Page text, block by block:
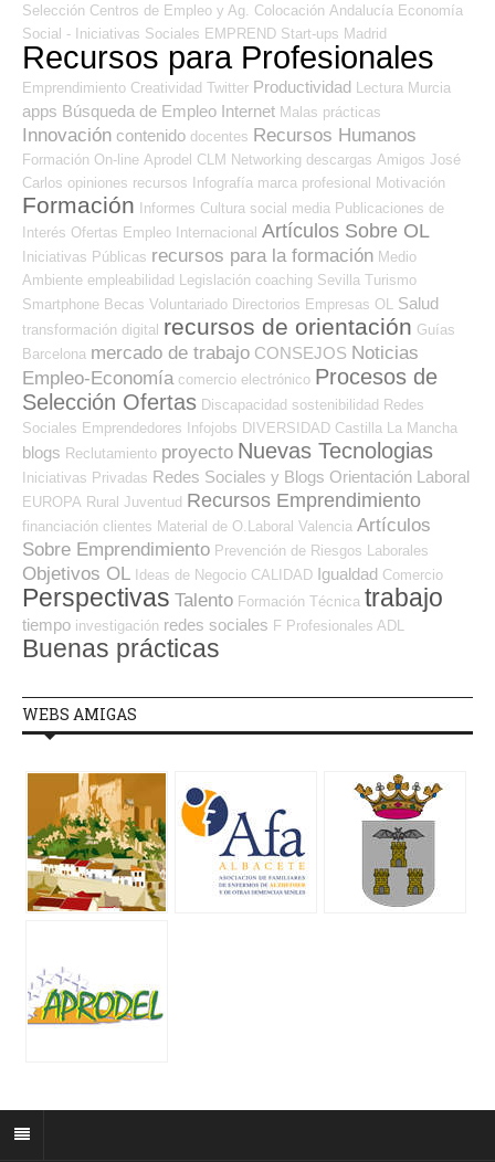
Selección Centros de Empleo y Ag. Colocación Andalucía Economía
Social - Iniciativas Sociales EMPREND Start-ups Madrid
Recursos para Profesionales
Emprendimiento Creatividad Twitter Productividad Lectura Murcia
apps Búsqueda de Empleo Internet Malas prácticas
Innovación contenido docentes Recursos Humanos
Formación On-line Aprodel CLM Networking descargas Amigos José
Carlos opiniones recursos Infografía marca profesional Motivación
Formación Informes Cultura social media Publicaciones de
Interés Ofertas Empleo Internacional Artículos Sobre OL
Iniciativas Públicas recursos para la formación Medio
Ambiente empleabilidad Legislación coaching Sevilla Turismo
Smartphone Becas Voluntariado Directorios Empresas OL Salud
transformación digital recursos de orientación Guías
Barcelona mercado de trabajo CONSEJOS Noticias
Empleo-Economía comercio electrónico Procesos de
Selección Ofertas Discapacidad sostenibilidad Redes
Sociales Emprendedores
Infojobs DIVERSIDAD Castilla La Mancha
blogs Reclutamiento proyecto Nuevas Tecnologias
Iniciativas Privadas Redes Sociales y Blogs Orientación Laboral
EUROPA Rural Juventud Recursos Emprendimiento
financiación clientes Material de O.Laboral Valencia Artículos
Sobre Emprendimiento Prevención de Riesgos Laborales
Objetivos OL Ideas de Negocio CALIDAD Igualdad Comercio
Perspectivas Talento Formación Técnica trabajo
tiempo investigación redes sociales F Profesionales ADL
Buenas prácticas
WEBS AMIGAS